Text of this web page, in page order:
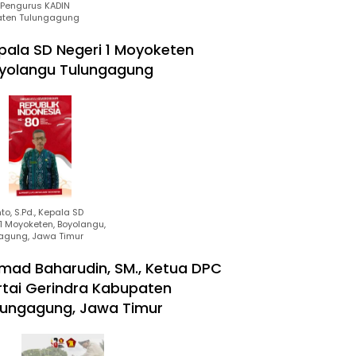
KADIN
Tulungagung
SD Negeri 1 Moyoketen
Tulungagung
S.Pd., Kepala SD
Moyoketen, Boyolangu,
Jawa Timur
Baharudin, SM., Ketua DPC
Gerindra Kabupaten
Jawa Timur